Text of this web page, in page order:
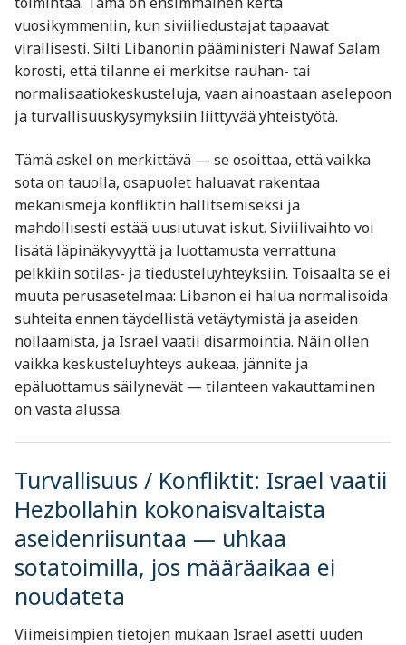
vuosikymmeniin, kun siviiliedustajat tapaavat
virallisesti. Silti Libanonin pääministeri Nawaf Salam
korosti, että tilanne ei merkitse rauhan- tai
normalisaatiokeskusteluja, vaan ainoastaan aselepoon
ja turvallisuuskysymyksiin liittyvää yhteistyötä.
Tämä askel on merkittävä — se osoittaa, että vaikka
sota on tauolla, osapuolet haluavat rakentaa
mekanismeja konfliktin hallitsemiseksi ja
mahdollisesti estää uusiutuvat iskut. Siviilivaihto voi
lisätä läpinäkyvyyttä ja luottamusta verrattuna
pelkkiin sotilas- ja tiedusteluyhteyksiin. Toisaalta se ei
muuta perusasetelmaa: Libanon ei halua normalisoida
suhteita ennen täydellistä vetäytymistä ja aseiden
nollaamista, ja Israel vaatii disarmointia. Näin ollen
vaikka keskusteluyhteys aukeaa, jännite ja
epäluottamus säilynevät — tilanteen vakauttaminen
on vasta alussa.
Turvallisuus / Konfliktit: Israel vaatii
Hezbollahin kokonaisvaltaista
aseidenriisuntaa — uhkaa
sotatoimilla, jos määräaikaa ei
noudateta
Viimeisimpien tietojen mukaan Israel asetti uuden